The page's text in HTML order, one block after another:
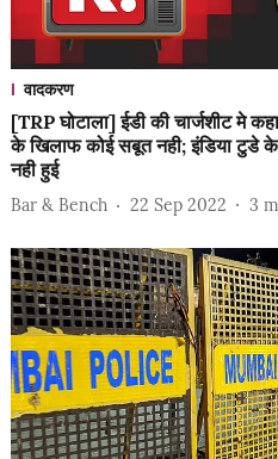
वादकरण
[TRP घोटाला] ईडी की चार्जशीट मे
के खिलाफ कोई सबूत नही; इंडिया टुडे
नही हुई
Bar & Bench 22 Sep 2022 3